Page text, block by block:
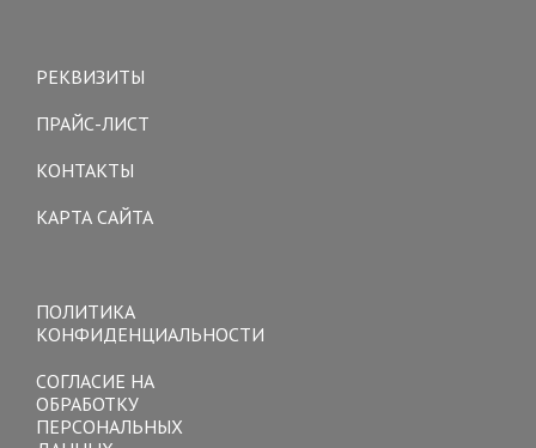
РЕКВИЗИТЫ
ПРАЙС-ЛИСТ
КОНТАКТЫ
КАРТА САЙТА
ПОЛИТИКА
КОНФИДЕНЦИАЛЬНОСТИ
СОГЛАСИЕ НА
ОБРАБОТКУ
ПЕРСОНАЛЬНЫХ